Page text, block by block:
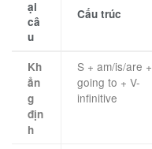
ại
câ
u
Cấu trúc
Kh
ẳn
g
địn
h
S + am/is/are +
going to + V-
infinitive